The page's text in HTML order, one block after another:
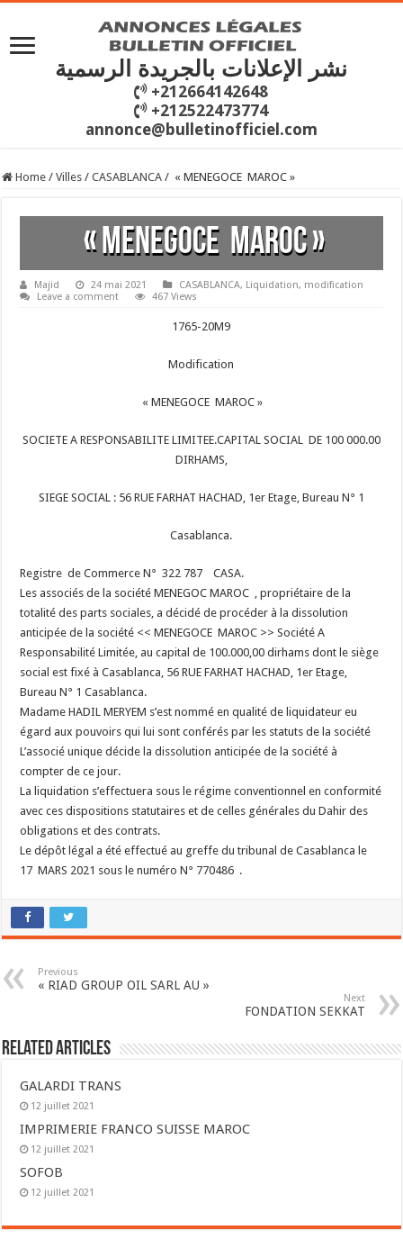
نشر الإعلانات بالجريدة الرسمية
+212664142648
+212522473774
annonce@bulletinofficiel.com
Home / Villes / CASABLANCA / « MENEGOCE MAROC »
« MENEGOCE MAROC »
Majid 24 mai 2021 CASABLANCA, Liquidation, modification
Leave a comment
467 Views
1765-20M9
Modification
« MENEGOCE MAROC »
SOCIETE A RESPONSABILITE LIMITEE.CAPITAL SOCIAL DE 100 000.00
DIRHAMS,
SIEGE SOCIAL : 56 RUE FARHAT HACHAD, 1er Etage, Bureau N° 1
Casablanca.
Registre de Commerce N°322 787 CASA.
Les associés de la société MENEGOC MAROC , propriétaire de la
totalité des parts sociales, a décidé de procéder à la dissolution
anticipée de la société << MENEGOCE MAROC >> Société A
Responsabilité Limitée, au capital de 100.000,00 dirhams dont le siège
social est fixé à Casablanca, 56 RUE FARHAT HACHAD, 1er Etage,
Bureau N° 1 Casablanca.
Madame HADIL MERYEM s’est nommé en qualité de liquidateur eu
égard aux pouvoirs qui lui sont conférés par les statuts de la société
L’associé unique décide la dissolution anticipée de la société à
compter de ce jour.
La liquidation s’effectuera sous le régime conventionnel en conformité
avec ces dispositions statutaires et de celles générales du Dahir des
obligations et des contrats.
Le dépôt légal a été effectué au greffe du tribunal de Casablanca le
17 MARS 2021 sous le numéro N° 770486 .
Previous
« RIAD GROUP OIL SARL AU »
Next
FONDATION SEKKAT
Related Articles
GALARDI TRANS
12 juillet 2021
IMPRIMERIE FRANCO SUISSE MAROC
12 juillet 2021
SOFOB
12 juillet 2021